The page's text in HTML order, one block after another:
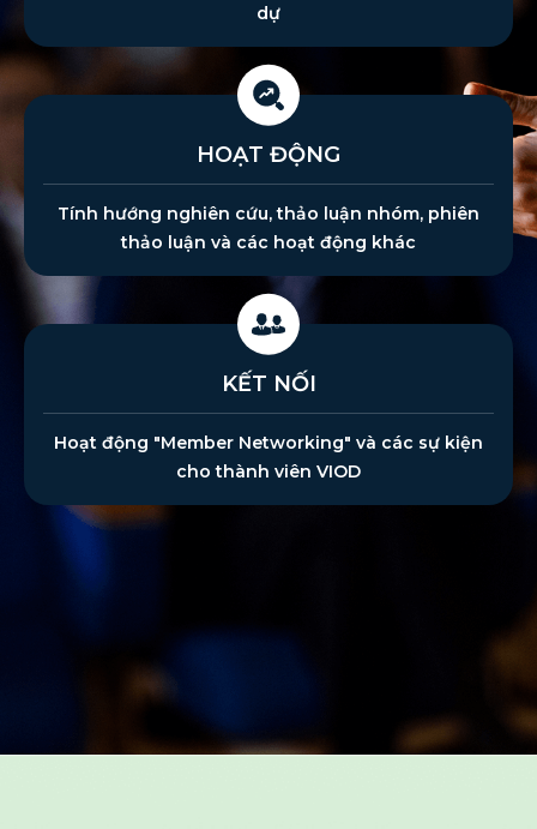
dự
HOẠT ĐỘNG
Tính hướng nghiên cứu, thảo luận nhóm, phiên
thảo luận và các hoạt động khác
KẾT NỐI
Hoạt động "Member Networking" và các sự kiện
cho thành viên VIOD